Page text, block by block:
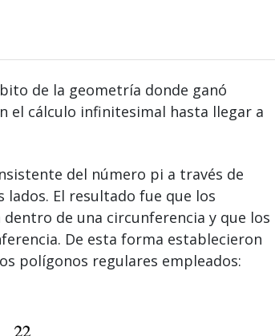
de la geometría donde ganó
el cálculo infinitesimal hasta llegar a
del número pi a través de
lados. El resultado fue que los
de una circunferencia y que los
De esta forma establecieron
polígonos regulares empleados: